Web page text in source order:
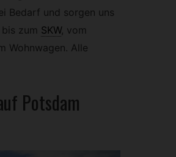
Bedarf und sorgen uns
bis zum SKW, vom
Wohnwagen. Alle
Potsdam